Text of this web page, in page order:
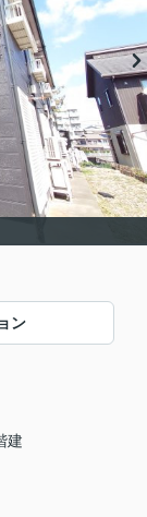
ン
建